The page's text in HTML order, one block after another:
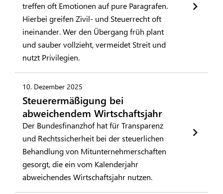
treffen oft Emotionen auf pure Paragrafen.
Hierbei greifen Zivil- und Steuerrecht oft
ineinander. Wer den Übergang früh plant
und sauber vollzieht, vermeidet Streit und
nutzt Privilegien.
10. Dezember 2025
Steuerermäßigung bei
abweichendem Wirtschaftsjahr
Der Bundesfinanzhof hat für Transparenz
und Rechtssicherheit bei der steuerlichen
Behandlung von Mitunternehmerschaften
gesorgt, die ein vom Kalenderjahr
abweichendes Wirtschaftsjahr nutzen.